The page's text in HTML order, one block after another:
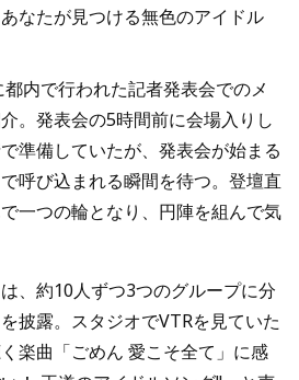
なたが見つける無色のアイドル
内で行われた記者発表会でのメ
。発表会の5時間前に会場入りし
準備していたが、発表会が始まる
呼び込まれる瞬間を待つ。登壇直
一つの輪となり、円陣を組んで気
、約10人ずつ3つのグループに分
披露。スタジオでVTRを見ていた
楽曲「ごめん 愛こそ全て」に感